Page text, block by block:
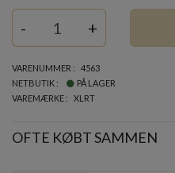
Quantity
- +
VARENUMMER
4563
NETBUTIK
PÅ LAGER
VAREMÆRKE
XLRT
OFTE KØBT SAMMEN